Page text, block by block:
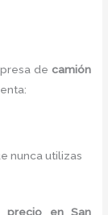
de camión
nunca utilizas
precio en San